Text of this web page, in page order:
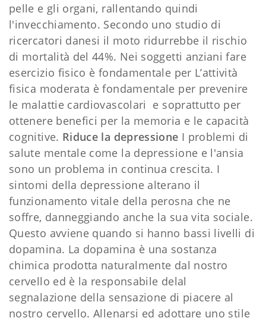
pelle e gli organi, rallentando quindi
l'invecchiamento. Secondo uno studio di
ricercatori danesi il moto ridurrebbe il rischio
di mortalità del 44%. Nei soggetti anziani fare
esercizio fisico è fondamentale per L’attività
fisica moderata è fondamentale per prevenire
le malattie cardiovascolari e soprattutto per
ottenere benefici per la memoria e le capacità
cognitive. Riduce la depressione I problemi di
salute mentale come la depressione e l'ansia
sono un problema in continua crescita. I
sintomi della depressione alterano il
funzionamento vitale della perosna che ne
soffre, danneggiando anche la sua vita sociale.
Questo avviene quando si hanno bassi livelli di
dopamina. La dopamina è una sostanza
chimica prodotta naturalmente dal nostro
cervello ed è la responsabile delal
segnalazione della sensazione di piacere al
nostro cervello. Allenarsi ed adottare uno stile